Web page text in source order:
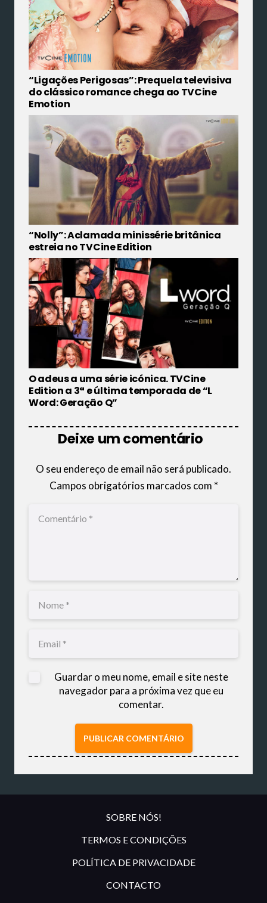
“Ligações Perigosas”: Prequela televisiva
do clássico romance chega ao TVCine
Emotion
“Nolly”: Aclamada minissérie britânica
estreia no TVCine Edition
O adeus a uma série icónica. TVCine
Edition a 3ª e última temporada de “L
Word: Geração Q”
Deixe um comentário
O seu endereço de email não será publicado.
Campos obrigatórios marcados com *
Guardar o meu nome, email e site neste
navegador para a próxima vez que eu
comentar.
PUBLICAR COMENTÁRIO
SOBRE NÓS!
TERMOS E CONDIÇÕES
POLÍTICA DE PRIVACIDADE
CONTACTO